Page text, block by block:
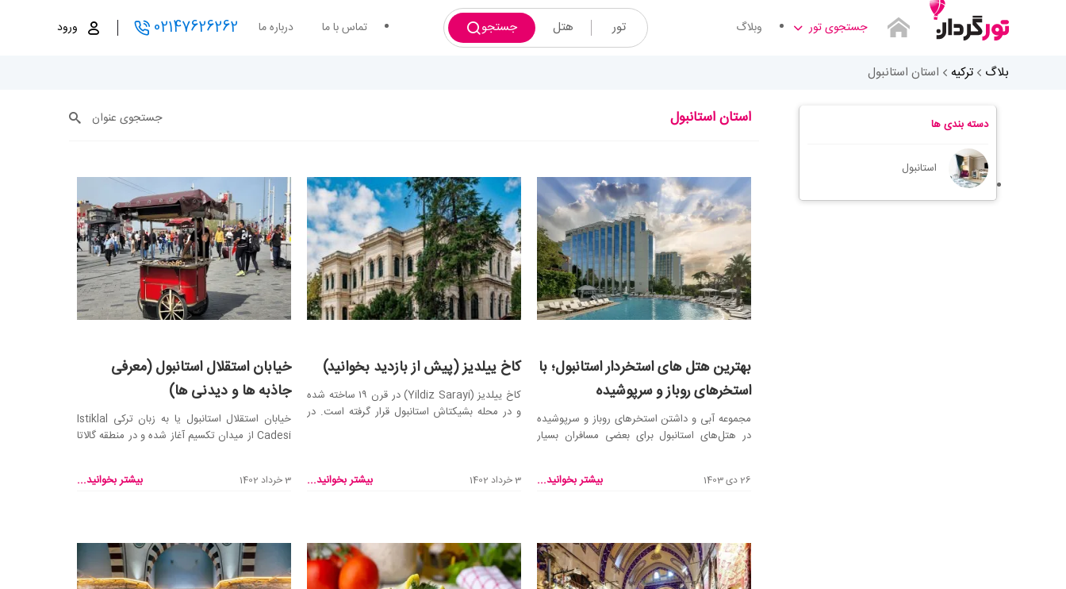
جستجوی تور وبلاگ تور هتل جستجو تماس با ما درباره ما 02147626262 ورود
بلاگ ترکیه استان استانبول
دسته بندی ها
استانبول
استان استانبول جستجوی عنوان
بهترین هتل های استخردار استانبول؛ با
استخرهای روباز و سرپوشیده
مجموعه آبی و داشتن استخرهای روباز و سرپوشیده
در هتل‌های استانبول برای بعضی مسافران بسیار
26 دی 1403 بیشتر بخوانید...
کاخ ییلدیز (پیش از بازدید بخوانید)
کاخ ییلدیز (Yildiz Sarayi) در قرن ۱۹ ساخته شده
و در محله بشیکتاش استانبول قرار گرفته است. در‌
3 خرداد 1402 بیشتر بخوانید...
خیابان استقلال استانبول (معرفی
جاذبه ها و دیدنی ها)
خیابان استقلال استانبول یا به زبان ترکی Istiklal
Cadesi از میدان تکسیم آغاز شده و در منطقه گالاتا
3 خرداد 1402 بیشتر بخوانید...